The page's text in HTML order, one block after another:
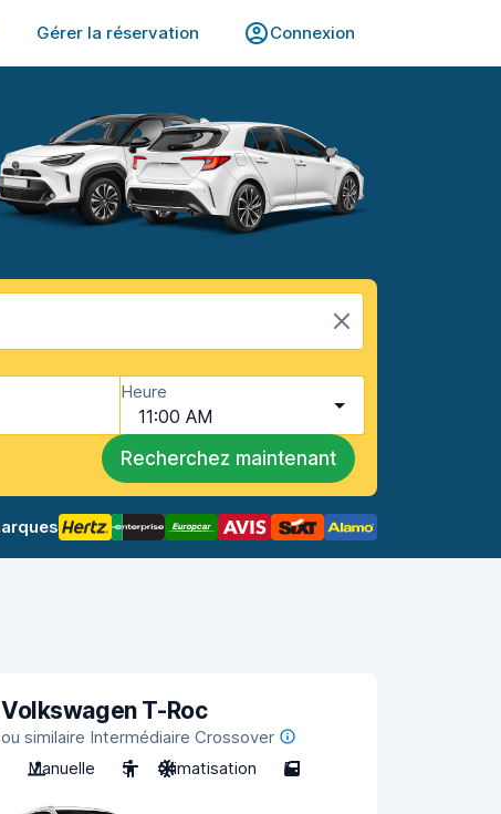
Gérer la réservation Connexion
Heure
11:00 AM
Recherchez maintenant
Volkswagen T-Roc
ou similaire Intermédiaire Crossover
Manuelle
5 Climatisation 5